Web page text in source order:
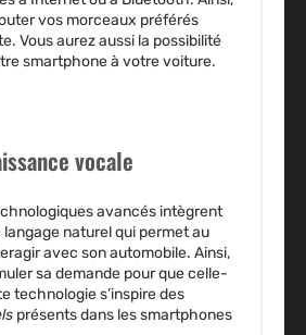
vos morceaux préférés
Vous aurez aussi la possibilité
smartphone à votre voiture.
vocale
avancés intègrent
naturelqui permet au
avec son automobile. Ainsi,
sa demande pour que celle-
technologie s’inspire des
présents dans les smartphones